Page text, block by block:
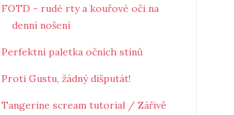
FOTD - rudé rty a kouřové oči na
denní nošení
Perfektní paletka očních stínů
Proti Gustu, žádný dišputát!
Tangerine scream tutorial / Zářivě